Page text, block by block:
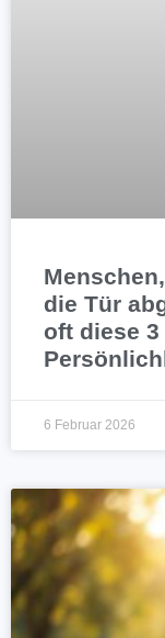
die Tür
oft diese 3
6 Februar 2026